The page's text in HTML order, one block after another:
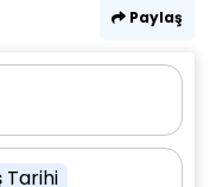
Paylaş
Tarihi